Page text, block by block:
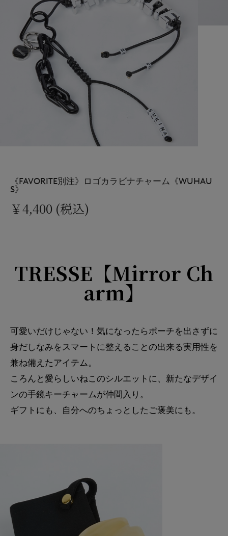
《FAVORITE別注》ロゴカラビナチャーム《WUHAU
S》
￥4,400 (税込)
TRESSE【Mirror Ch
arm】
可愛いだけじゃない！気になったらポーチを出さずに
身だしなみをスマートに整えることの出来る実用性を
兼ね備えたアイテム。
ころんと愛らしいねこのシルエットに、新たなデザイ
ンの手鏡キーチャームが仲間入り。
ギフトにも、自分へのちょっとしたご褒美にも。